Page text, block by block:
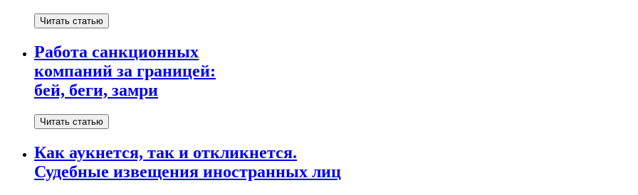
Читать статью
Работа санкционных
компаний за границей:
бей, беги, замри
Читать статью
Как аукнется, так и откликнется.
Судебные извещения иностранных лиц